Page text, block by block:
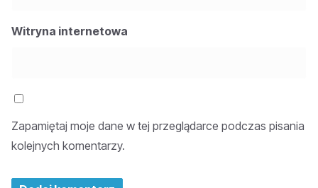
Witryna internetowa
Zapamiętaj moje dane w tej przeglądarce podczas pisania
kolejnych komentarzy.